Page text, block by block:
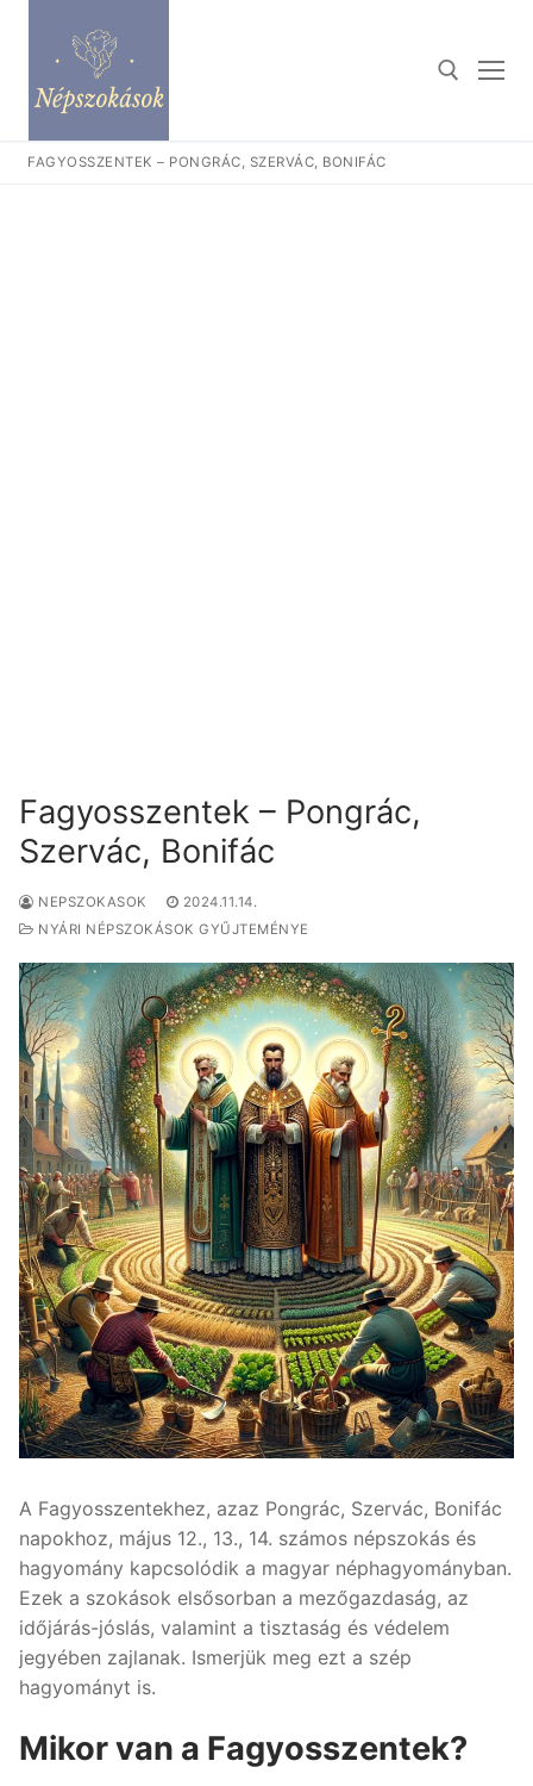
tartalomra
Keresése:
FAGYOSSZENTEK – PONGRÁC, SZERVÁC, BONIFÁC
Fagyosszentek – Pongrác,
Szervác, Bonifác
NEPSZOKASOK
2024.11.14.
NYÁRI NÉPSZOKÁSOK GYŰJTEMÉNYE
A Fagyosszentekhez, azaz Pongrác, Szervác, Bonifác
napokhoz, május 12., 13., 14. számos népszokás és
hagyomány kapcsolódik a magyar néphagyományban.
Ezek a szokások elsősorban a mezőgazdaság, az
időjárás-jóslás, valamint a tisztaság és védelem
jegyében zajlanak. Ismerjük meg ezt a szép
hagyományt is.
Mikor van a Fagyosszentek?